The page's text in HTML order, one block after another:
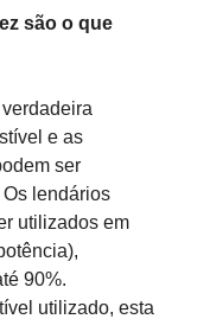
são o que
e as
ser
lendários
utilizados em
90%.
utilizado, esta